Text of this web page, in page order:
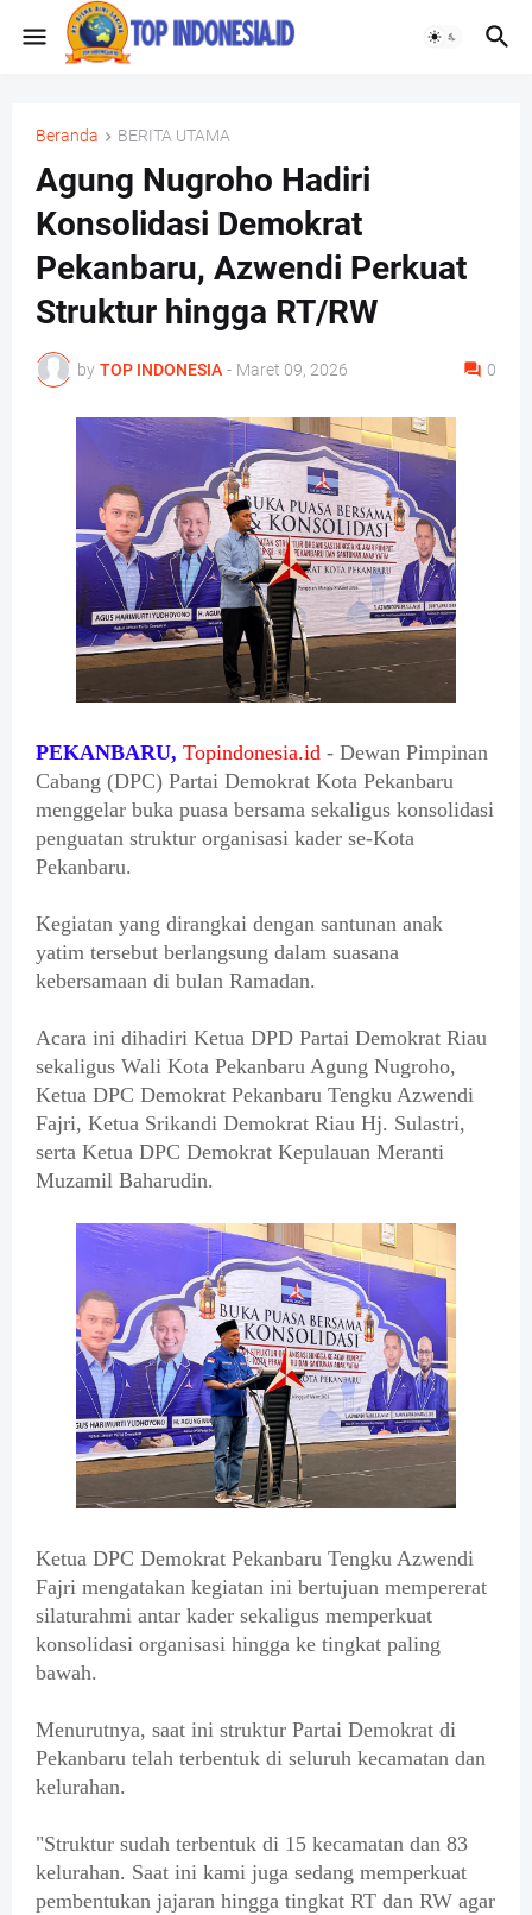
Beranda BERITA UTAMA
Agung Nugroho Hadiri
Konsolidasi Demokrat
Pekanbaru, Azwendi Perkuat
Struktur hingga RT/RW
by TOP INDONESIA - Maret 09, 2026 0
PEKANBARU, Topindonesia.id - Dewan Pimpinan
Cabang (DPC) Partai Demokrat Kota Pekanbaru
menggelar buka puasa bersama sekaligus konsolidasi
penguatan struktur organisasi kader se-Kota
Pekanbaru.
Kegiatan yang dirangkai dengan santunan anak
yatim tersebut berlangsung dalam suasana
kebersamaan di bulan Ramadan.
Acara ini dihadiri Ketua DPD Partai Demokrat Riau
sekaligus Wali Kota Pekanbaru Agung Nugroho,
Ketua DPC Demokrat Pekanbaru Tengku Azwendi
Fajri, Ketua Srikandi Demokrat Riau Hj. Sulastri,
serta Ketua DPC Demokrat Kepulauan Meranti
Muzamil Baharudin.
Ketua DPC Demokrat Pekanbaru Tengku Azwendi
Fajri mengatakan kegiatan ini bertujuan mempererat
silaturahmi antar kader sekaligus memperkuat
konsolidasi organisasi hingga ke tingkat paling
bawah.
Menurutnya, saat ini struktur Partai Demokrat di
Pekanbaru telah terbentuk di seluruh kecamatan dan
kelurahan.
"Struktur sudah terbentuk di 15 kecamatan dan 83
kelurahan. Saat ini kami juga sedang memperkuat
pembentukan jajaran hingga tingkat RT dan RW agar